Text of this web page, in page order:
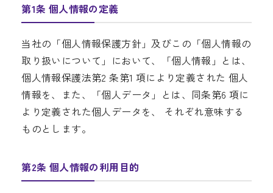
第1条 個人情報の定義
当社の「個人情報保護方針」及びこの「個人情報の
取り扱いについて」において、「個人情報」とは、
個人情報保護法第2 条第1 項により定義された 個人
情報を、また、「個人データ」とは、同条第6 項に
より定義された個人データを、 それぞれ意味する
ものとします。
第2条 個人情報の利用目的